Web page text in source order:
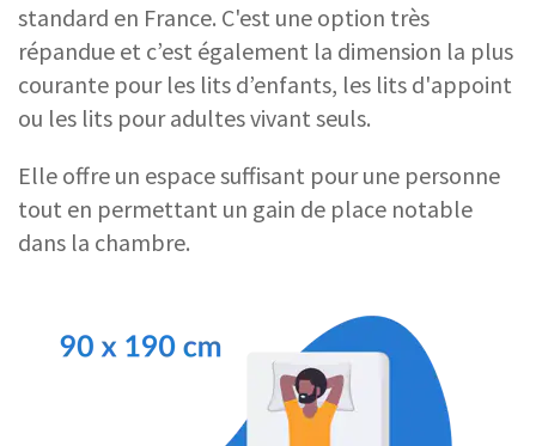
standard en France. C'est une option très
répandue et c’est également la dimension la plus
courante pour les lits d’enfants, les lits d'appoint
ou les lits pour adultes vivant seuls.
Elle offre un espace suffisant pour une personne
tout en permettant un gain de place notable
dans la chambre.